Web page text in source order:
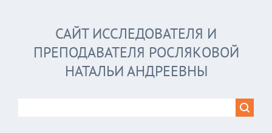
САЙТ ИССЛЕДОВАТЕЛЯ И
ПРЕПОДАВАТЕЛЯ РОСЛЯКОВОЙ
НАТАЛЬИ АНДРЕЕВНЫ